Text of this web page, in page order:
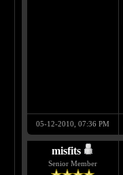
05-12-2010, 07:36 PM
misfits
Senior Member